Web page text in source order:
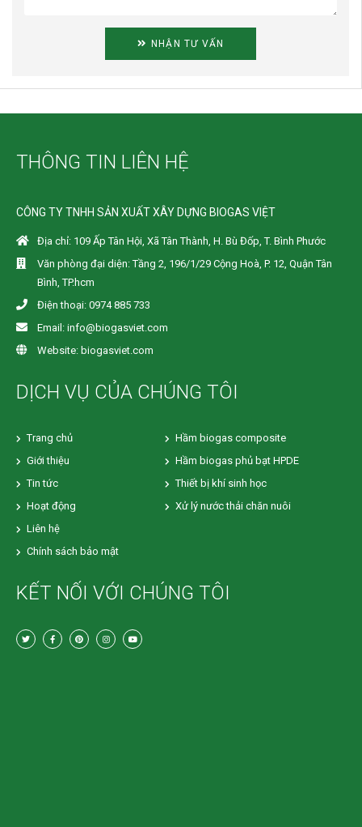
NHẬN TƯ VẤN
THÔNG TIN LIÊN HỆ
CÔNG TY TNHH SẢN XUẤT XÂY DỰNG BIOGAS VIỆT
Địa chỉ: 109 Ấp Tân Hội, Xã Tân Thành, H. Bù Đốp, T. Bình Phước
Văn phòng đại diện: Tầng 2, 196/1/29 Cộng Hoà, P. 12, Quận Tân
Bình, TP.hcm
Điện thoại: 0974 885 733
Email: info@biogasviet.com
Website: biogasviet.com
DỊCH VỤ CỦA CHÚNG TÔI
Trang chủ
Giới thiệu
Tin tức
Hoạt động
Liên hệ
Chính sách bảo mật
Hầm biogas composite
Hầm biogas phủ bạt HPDE
Thiết bị khí sinh học
Xử lý nước thải chăn nuôi
KẾT NỐI VỚI CHÚNG TÔI